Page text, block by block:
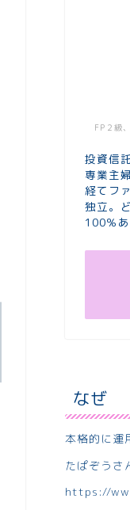
FP２級
投資信
専業主
経てフ
独立。
100％
なぜ
本格的に運
たぱぞうさ
https://